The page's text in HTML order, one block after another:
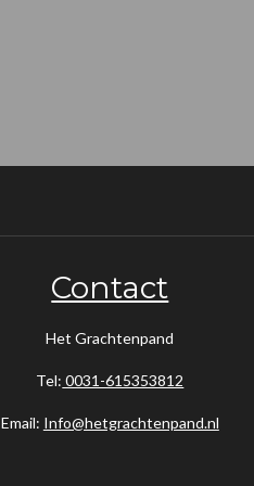
Contact
Het Grachtenpand
Tel: 0031-615353812
Email: Info@hetgrachtenpand.nl